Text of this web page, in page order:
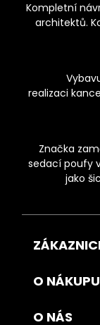
Kompletní
architektů.
realizaci
Značka
sedací poufy
jako
O NÁKUPU
O NÁS